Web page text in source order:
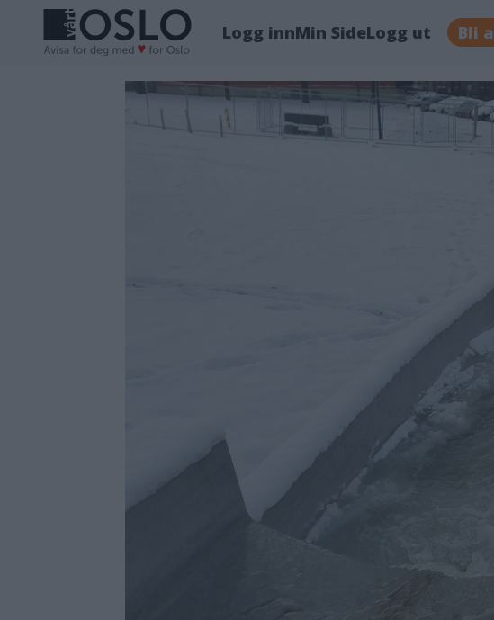
Logg innMin SideLogg ut Bli